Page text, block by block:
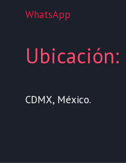
WhatsApp
Ubicación:
CDMX, México.